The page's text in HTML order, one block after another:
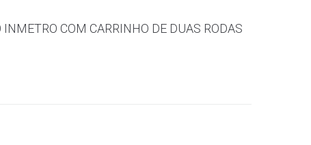
COM CARRINHO DE DUAS RODAS